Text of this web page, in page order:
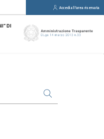
Accedi all'area riservata
DI